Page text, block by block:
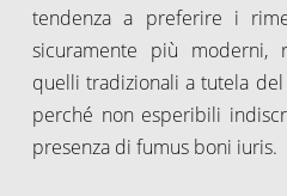
tendenza a preferire i
sicuramente più moderni,
quelli tradizionali a tutela
perché non esperibili
presenza di fumus boni iuris.